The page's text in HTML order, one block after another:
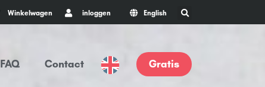
Winkelwagen inloggen English
FAQ Contact Gratis